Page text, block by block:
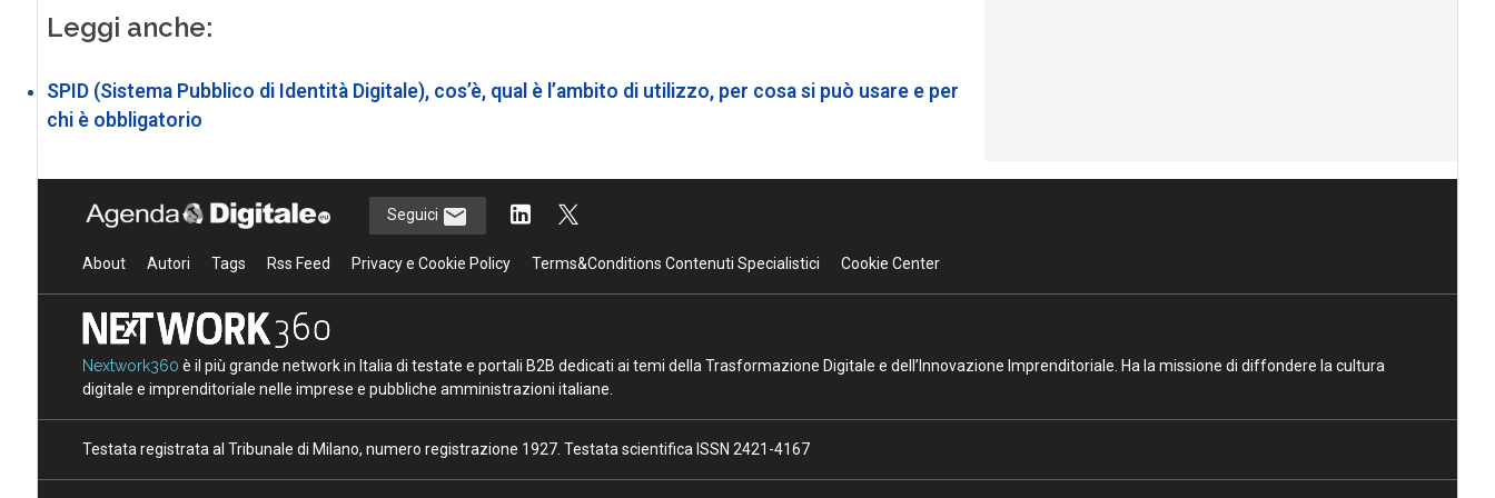
Leggi anche:
SPID (Sistema Pubblico di Identità Digitale), cos’è, qual è l’ambito di utilizzo, per cosa si può usare e per
chi è obbligatorio
Seguici
About Autori Tags Rss Feed Privacy e Cookie Policy Terms&Conditions Contenuti Specialistici Cookie Center
Nextwork360 è il più grande network in Italia di testate e portali B2B dedicati ai temi della Trasformazione Digitale e dell’Innovazione Imprenditoriale. Ha la missione di diffondere la cultura
digitale e imprenditoriale nelle imprese e pubbliche amministrazioni italiane.
Testata registrata al Tribunale di Milano, numero registrazione 1927. Testata scientifica ISSN 2421-4167